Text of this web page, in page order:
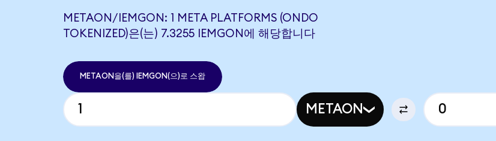
METAON/IEMGON: 1 META PLATFORMS (ONDO
TOKENIZED)은(는) 7.3255 IEMGON에 해당합니다
METAON을(를) IEMGON(으)로 스왑
METAON